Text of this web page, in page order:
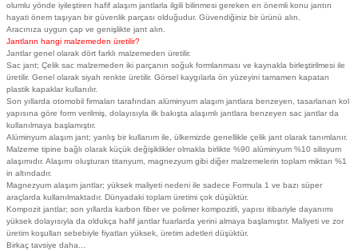
olumlu yönde iyileştiren hafif alaşım jantlarla ilgili bilinmesi gereken en önemli konu jantın
hayati önem taşıyan bir güvenlik parçası olduğudur. Güvendiğiniz bir ürünü alın.
Aracınıza uygun çap ve genişlikte jant alın.
Jantların hangi malzemeden üretilir?
Jantlar genel olarak dört farklı malzemeden üretilir.
Sac jant; Çelik sac malzemeden iki parçanın soğuk formlanması ve kaynakla birleştirilmesi ile
üretilir. Genel olarak siyah renkte üretilir. Görsel kaygılarla ön yüzeyini tamamen kapatan
plastik kapaklar kullanılır.
Son yıllarda otomobil firmaları tarafından alüminyum alaşım jantlara benzeyen, tasarlanan kol
yapısına göre form verilmiş, dolayısıyla ilk bakışta alaşımlı jantlara benzeyen sac jantlar da
kullanılmaya başlamıştır.
Alüminyum alaşım jant; yanlış bir kullanım ile, ülkemizde genellikle çelik jant olarak tanımlanır.
Malzeme tipine bağlı olarak küçük değişiklikler olmakla birlikte %90 alüminyum %10 silisyum
alaşımıdır. Alaşımı oluşturan titanyum, magnezyum gibi diğer malzemelerin toplam miktarı %1
in altındadır.
Magnezyum alaşım jantlar; yüksek maliyeti nedeni ile sadece Formula 1 ve bazı süper
araçlarda kullanılmaktadır. Dünyadaki toplam üretimi çok düşüktür.
Kompozit jantlar; son yıllarda karbon fiber ve polimer kompozitli, yapısı itibariyle dayanımı
yüksek dolayısıyla da oldukça hafif jantlar fuarlarda yerini almaya başlamıştır. Maliyeti ve zor
üretim koşulları sebebiyle fiyatları yüksek, üretim adetleri düşüktür.
Birkaç tavsiye daha...